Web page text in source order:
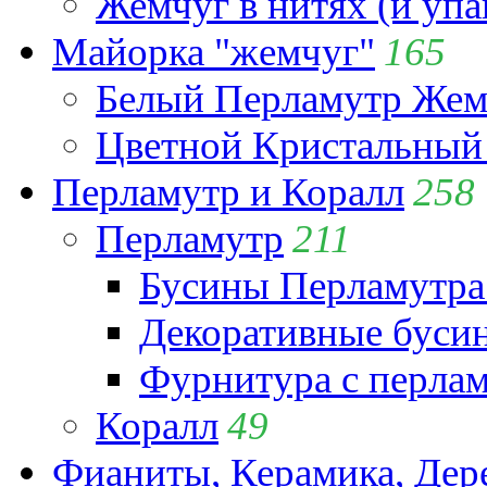
Майорка "жемчуг" 165
Белый Перламутр
Цветной
Перламутр и Коралл258
Перламутр 211
Бусины
Декоративные
Фурнитура с
Коралл49
Фианиты, Керамика,